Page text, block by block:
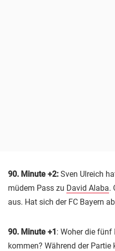
90. Minute +2: Sven Ulreich
müdem Pass zu David Alaba.
aus. Hat sich der FC Bayern
90. Minute +1: Woher die
kommen? Während der Partie